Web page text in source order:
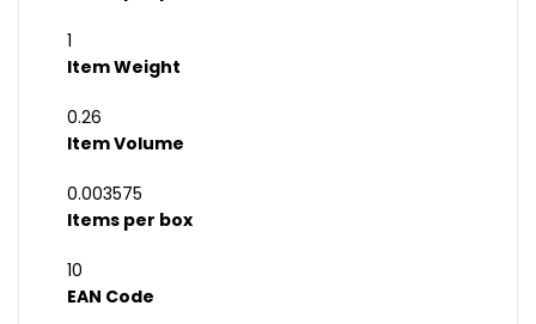
1
Item Weight
0.26
Item Volume
0.003575
Items per box
10
EAN Code